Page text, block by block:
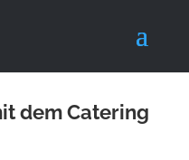
dem Catering